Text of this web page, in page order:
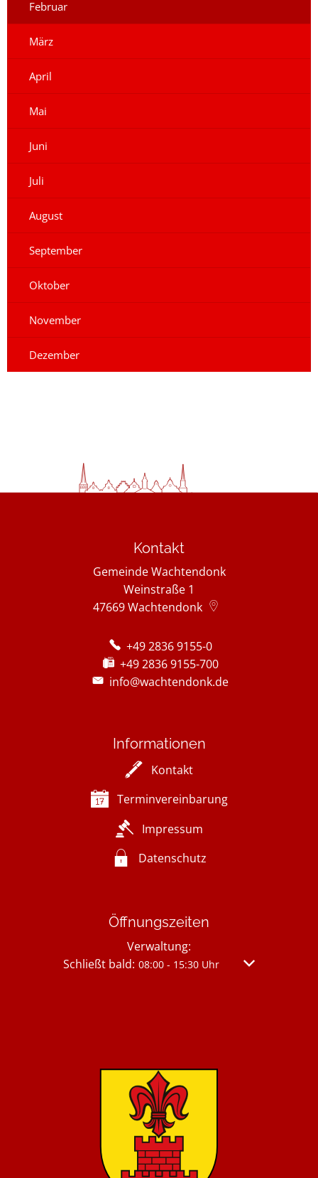
Februar
März
April
Mai
Juni
Juli
August
September
Oktober
November
Dezember
Kontakt
Gemeinde Wachtendonk
Weinstraße 1
47669Wachtendonk
+49 2836 9155-0
+49 2836 9155-700
info@wachtendonk.de
Informationen
Kontakt
Terminvereinbarung
Impressum
Datenschutz
Öffnungszeiten
Verwaltung:
Klicken, um weitere Öffnungs- oder
Schließt bald: 08:00 - 15:30 Uhr Von 08:00 bis